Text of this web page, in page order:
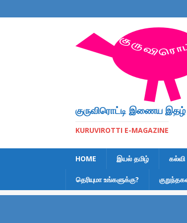
குருவிரொட்டி இணைய இதழ்
KURUVIROTTI E-MAGAZINE
HOME இயல் தமிழ் கல்வி
தெரியுமா உங்களுக்கு?